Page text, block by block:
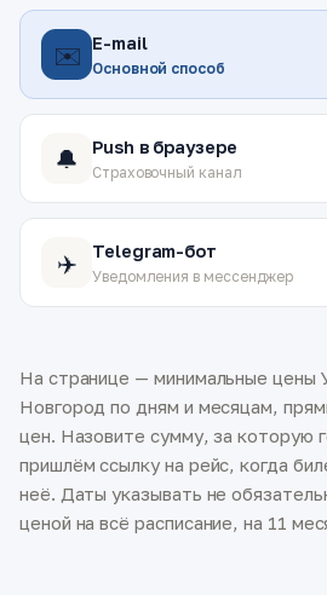
✉️ E-mail
Основной способ
🔔 Push в браузере
Страховочный канал
✈️ Telegram-бот
Уведомления в мессенджер
На странице — минимальные
Новгород по дням и месяцам,
цен. Назовите сумму, за которую
пришлём ссылку на рейс, когда
неё. Даты указывать не
ценой на всё расписание, на 11